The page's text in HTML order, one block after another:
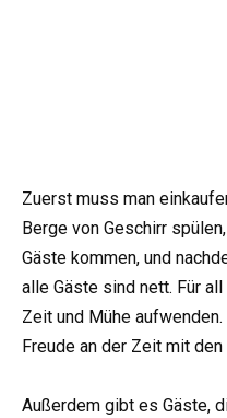
Zuerst muss man
Berge von Geschirr
Gäste kommen, und
alle Gäste sind nett. Für
Zeit und Mühe
Freude an der Zeit mit den
Außerdem gibt es Gäste,